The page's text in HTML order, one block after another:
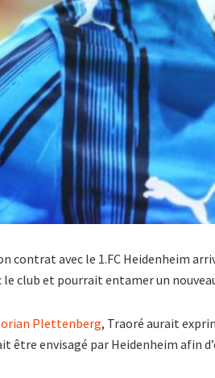
contrat avec le 1.FC Heidenheim
club et pourrait entamer un
Plettenberg, Traoré aurait
être envisagé par Heidenheim